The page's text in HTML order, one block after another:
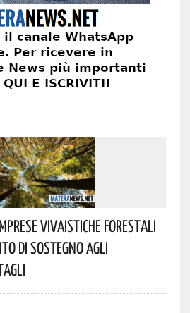
Vivaistiche Forestali
Di Sostegno Agli